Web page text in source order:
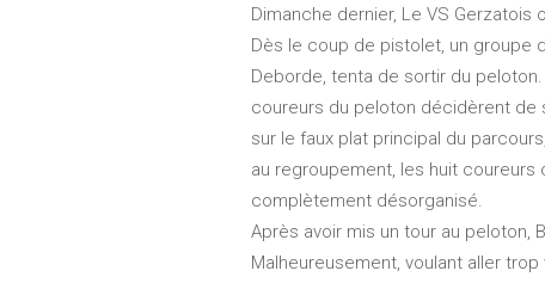
Dimanche dernier, Le VS Gerzatois
Dès le coup de pistolet, un groupe
Deborde, tenta de sortir du
coureurs du peloton décidèrent de
sur le faux plat principal du
au regroupement, les huit
complètement désorganisé.
Après avoir mis un tour au peloton,
Malheureusement, voulant aller